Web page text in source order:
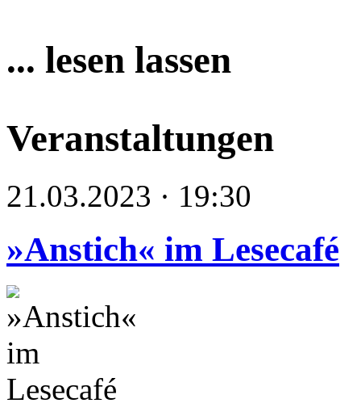
... lesen lassen
Veranstaltungen
21.03.2023 · 19:30
»Anstich« im Lesecafé